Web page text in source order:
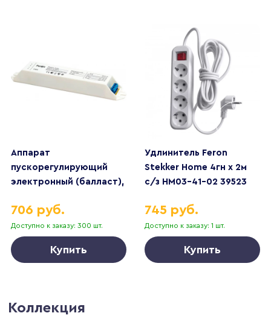
Аппарат
пускорегулирующий
электронный (балласт),
Доступно к заказу: 300 шт.
706 руб.
Купить
Удлинитель Feron
Stekker Home 4гн х 2м
с/з HM03-41-02 39523
Доступно к заказу: 1 шт.
745 руб.
Купить
Коллекция